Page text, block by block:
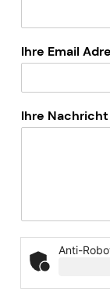
Ihre Email
Ihre
Anti-